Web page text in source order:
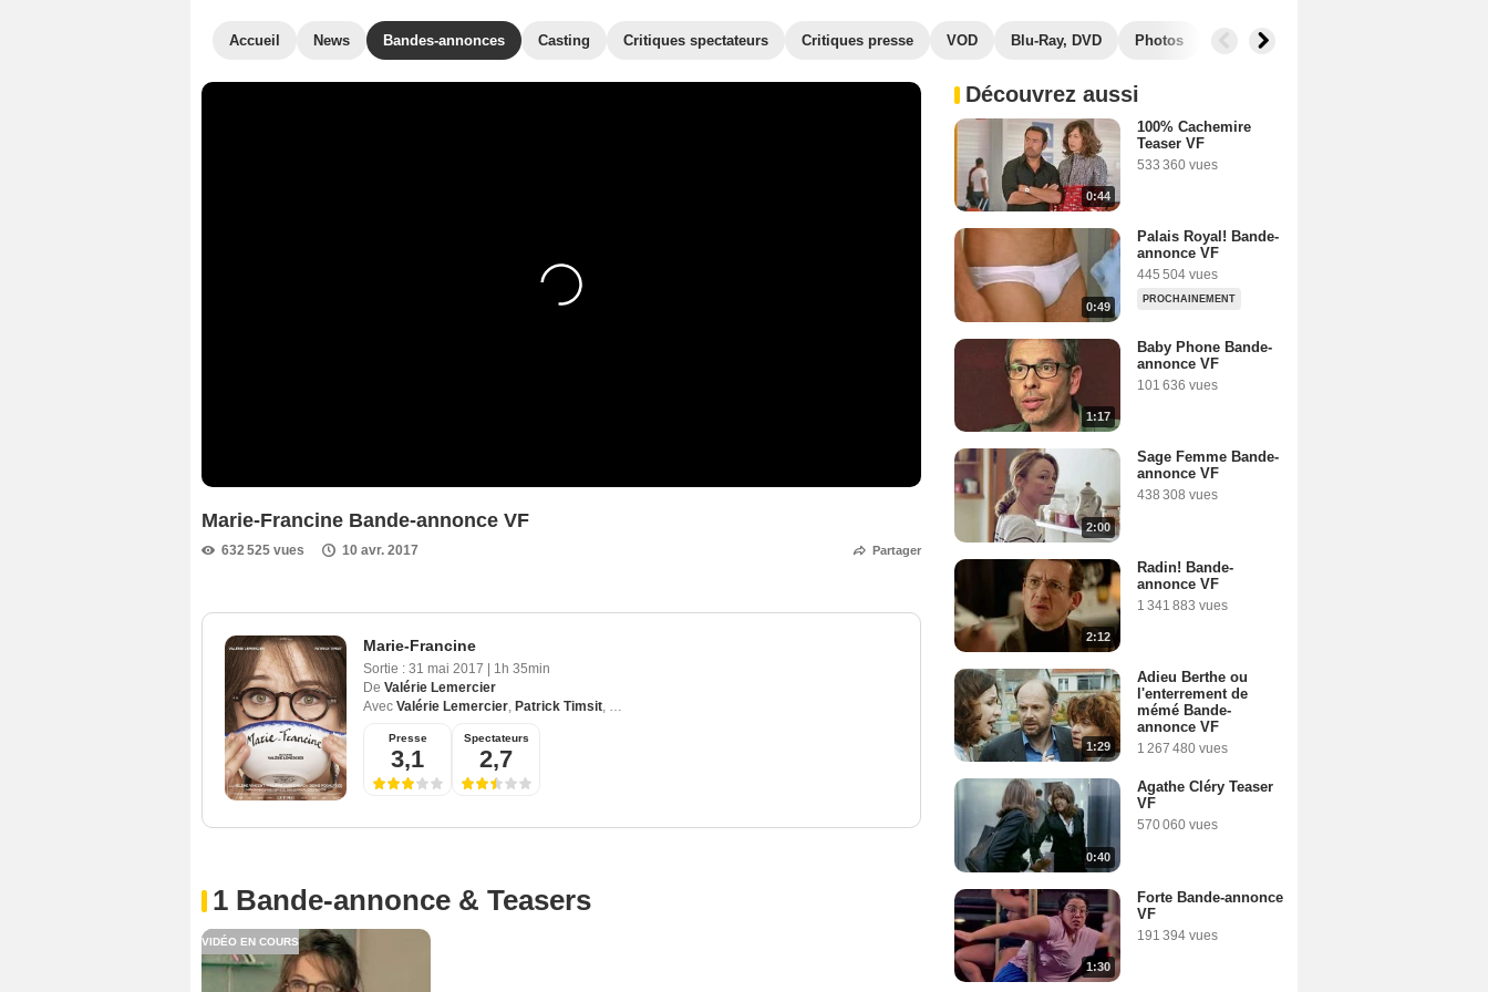
Accueil News Bandes-annonces Casting Critiques spectateurs Critiques presse VOD Blu-Ray, DVD Photos Secrets de tournage
Marie-Francine Bande-annonce VF
632 525 vues 10 avr. 2017 Partager
Marie-Francine
Sortie : 31 mai 2017
1h 35min
De Valérie Lemercier
Avec Valérie Lemercier, Patrick Timsit, Hélène Vincent
Presse
3,1
Spectateurs
2,7
1 Bande-annonce & Teasers
VIDÉO EN COURS
Découvrez aussi
0:44
100% Cachemire
Teaser VF
533 360 vues
0:49
Palais Royal! Bande-
annonce VF
445 504 vues
PROCHAINEMENT
1:17
Baby Phone Bande-
annonce VF
101 636 vues
2:00
Sage Femme Bande-
annonce VF
438 308 vues
2:12
Radin! Bande-
annonce VF
1 341 883 vues
1:29
Adieu Berthe ou
l'enterrement de
mémé Bande-
annonce VF
1 267 480 vues
0:40
Agathe Cléry Teaser
VF
570 060 vues
1:30
Forte Bande-annonce
VF
191 394 vues